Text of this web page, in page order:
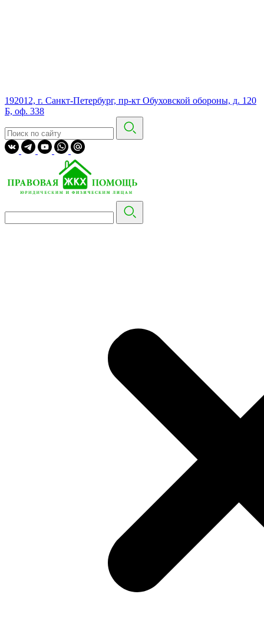
192012, г. Санкт-Петербург, пр-кт Обуховской обороны, д. 120
Б, оф. 338